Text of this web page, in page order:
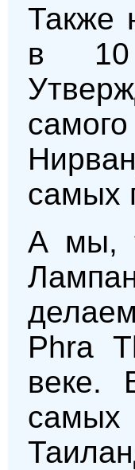
Также
в 10
самых
А мы,
Phra
веке.